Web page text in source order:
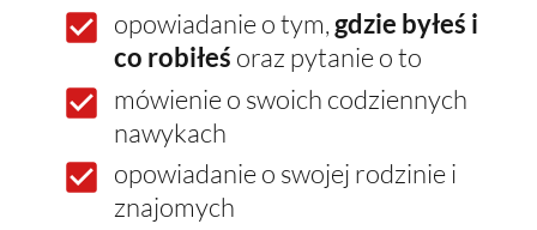
opowiadanie o tym, gdzie byłeś i
co robiłeś oraz pytanie o to
mówienie o swoich codziennych
nawykach
opowiadanie o swojej rodzinie i
znajomych